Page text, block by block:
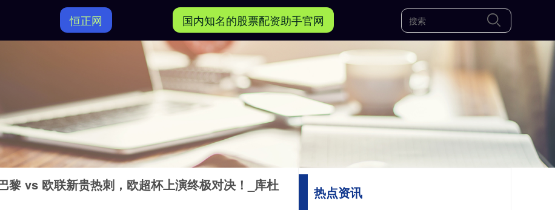
恒正网 国内知名的股票配资助手官网
黎 vs 欧联新贵热刺，欧超杯上演终极对决！_库杜
热点资讯